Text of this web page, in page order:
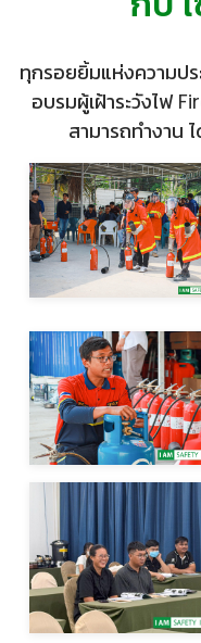
ทุกรอยยิ้มแห่งความป
อบรมผู้เฝ้าระวังไฟ
สามารถทำงาน